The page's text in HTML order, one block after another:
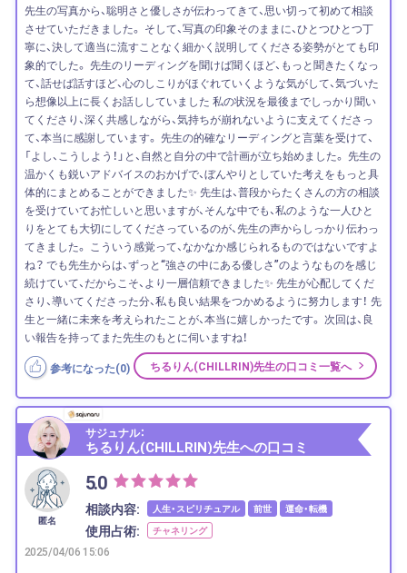
先生の写真から、聡明さと優しさが伝わってきて、思い切って初めて相談
させていただきました。 そして、写真の印象そのままに、ひとつひとつ丁
寧に、決して適当に流すことなく細かく説明してくださる姿勢がとても印
象的でした。 先生のリーディングを聞けば聞くほど、もっと聞きたくなっ
て、話せば話すほど、心のしこりがほぐれていくような気がして、気づいた
ら想像以上に長くお話ししていました 私の状況を最後までしっかり聞い
てくださり、深く共感しながら、気持ちが崩れないように支えてくださっ
て、本当に感謝しています。 先生の的確なリーディングと言葉を受けて、
「よし、こうしよう！」と、自然と自分の中で計画が立ち始めました。 先生の
温かくも鋭いアドバイスのおかげで、ぼんやりとしていた考えをもっと具
体的にまとめることができました✨ 先生は、普段からたくさんの方の相談
を受けていてお忙しいと思いますが、そんな中でも、私のような一人ひと
りをとても大切にしてくださっているのが、先生の声からしっかり伝わっ
てきました。 こういう感覚って、なかなか感じられるものではないですよ
ね？ でも先生からは、ずっと“強さの中にある優しさ”のようなものを感じ
続けていて、だからこそ、より一層信頼できました✨ 先生が心配してくだ
さり、導いてくださった分、私も良い結果をつかめるように努力します！ 先
生と一緒に未来を考えられたことが、本当に嬉しかったです。 次回は、良
い報告を持ってまた先生のもとに伺いますね！
参考になった(0) ちるりん(CHILLRIN)先生の口コミ一覧へ
サジュナル：
ちるりん(CHILLRIN)先生への口コミ
匿名
5.0
相談内容: 人生・スピリチュアル 前世 運命・転機
使用占術: チャネリング
2025/04/06 15:06